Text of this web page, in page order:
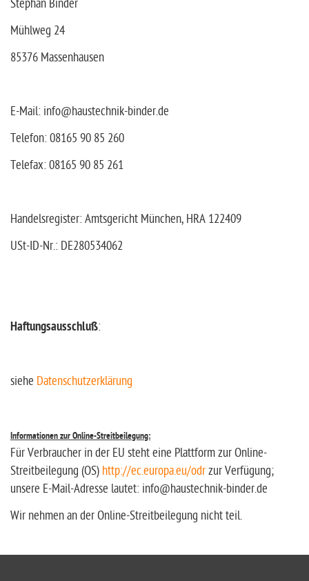
Stephan Binder
Mühlweg 24
85376 Massenhausen
E-Mail: info@haustechnik-binder.de
Telefon: 08165 90 85 260
Telefax: 08165 90 85 261
Handelsregister: Amtsgericht München, HRA 122409
USt-ID-Nr.: DE280534062
Haftungsausschluß:
siehe Datenschutzerklärung
Informationen zur Online-Streitbeilegung:
Für Verbraucher in der EU steht eine Plattform zur Online-
Streitbeilegung (OS) http://ec.europa.eu/odrzur Verfügung;
unsere E-Mail-Adresse lautet: info@haustechnik-binder.de
Wir nehmen an der Online-Streitbeilegung nicht teil.